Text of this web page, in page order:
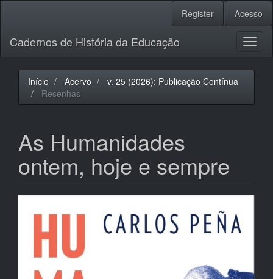
principal
Barra
Lateral
Register Acesso
Cadernos de História da Educação
Início Acervo
v. 25 (2026): Publicação Contínua
Resenhas
As Humanidades
ontem, hoje e sempre
lateral
artigos